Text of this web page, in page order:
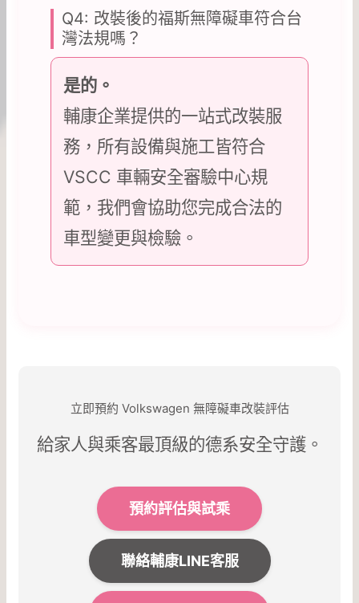
Q4: 改裝後的福斯無障礙車符合台
灣法規嗎？
是的。
輔康企業提供的一站式改裝服
務，所有設備與施工皆符合
VSCC 車輛安全審驗中心規
範，我們會協助您完成合法的
車型變更與檢驗。
立即預約 Volkswagen 無障礙車改裝評估
給家人與乘客最頂級的德系安全守護。
預約評估與試乘
聯絡輔康LINE客服